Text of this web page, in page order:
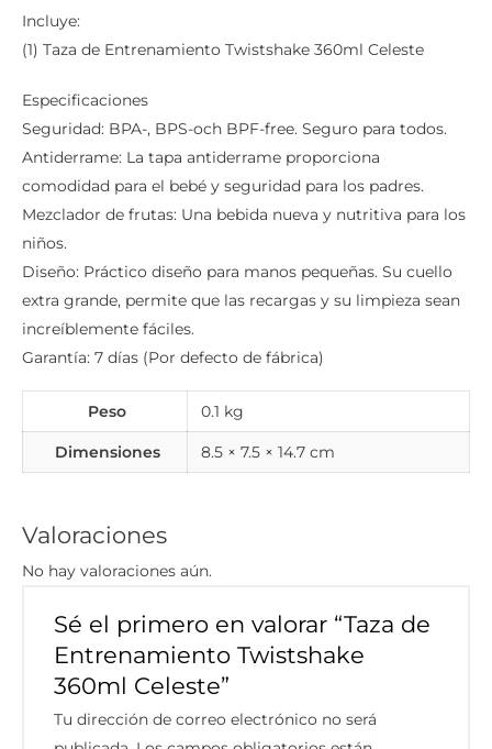
Incluye:
(1) Taza de Entrenamiento Twistshake 360ml Celeste
Especificaciones
Seguridad: BPA-, BPS-och BPF-free. Seguro para todos.
Antiderrame: La tapa antiderrame proporciona
comodidad para el bebé y seguridad para los padres.
Mezclador de frutas: Una bebida nueva y nutritiva para los
niños.
Diseño: Práctico diseño para manos pequeñas. Su cuello
extra grande, permite que las recargas y su limpieza sean
increíblemente fáciles.
Garantía: 7 días (Por defecto de fábrica)
Peso 0.1 kg
Dimensiones 8.5 × 7.5 × 14.7 cm
Valoraciones
No hay valoraciones aún.
Sé el primero en valorar “Taza de
Entrenamiento Twistshake
360ml Celeste”
Tu dirección de correo electrónico no será